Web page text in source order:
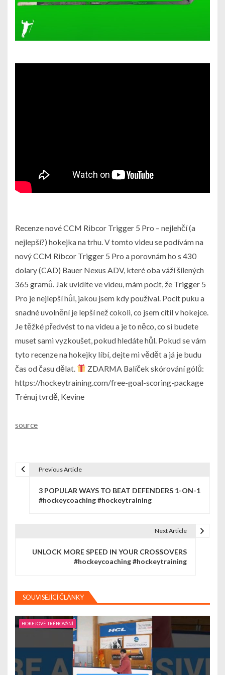
Recenze nové CCM Ribcor Trigger 5 Pro – nejlehčí (a
nejlepší?) hokejka na trhu. V tomto videu se podívám na
nový CCM Ribcor Trigger 5 Pro a porovnám ho s 430
dolary (CAD) Bauer Nexus ADV, které oba váží šílených
365 gramů. Jak uvidíte ve videu, mám pocit, že Trigger 5
Pro je nejlepší hůl, jakou jsem kdy používal. Pocit puku a
snadné uvolnění je lepší než cokoli, co jsem cítil v hokejce.
Je těžké předvést to na videu a je to něco, co si budete
muset sami vyzkoušet, pokud hledáte hůl. Pokud se vám
tyto recenze na hokejky líbí, dejte mi vědět a já je budu
čas od času dělat.
ZDARMA Balíček skórování gólů:
https://hockeytraining.com/free-goal-scoring-package
Trénuj tvrdě, Kevine
source
e
p
o
Previous Article
3 POPULAR WAYS TO BEAT DEFENDERS 1-ON-1
#hockeycoaching #hockeytraining
Next Article
UNLOCK MORE SPEED IN YOUR CROSSOVERS
#hockeycoaching #hockeytraining
SOUVISEJÍCÍ ČLÁNKY
HOKEJOVÉ TRÉNOVÁNÍ